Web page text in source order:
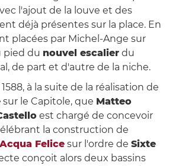
l'ajout de la louve et des
déjà présentes sur la place. En
placées par Michel-Ange sur
pied du nouvel escalierdu
de part et d'autre de la niche.
à la suite de la réalisation de
sur le Capitole, que Matteo
est chargé de concevoir
la construction de
Acqua Felicesur l'ordre de Sixte
conçoit alors deux bassins